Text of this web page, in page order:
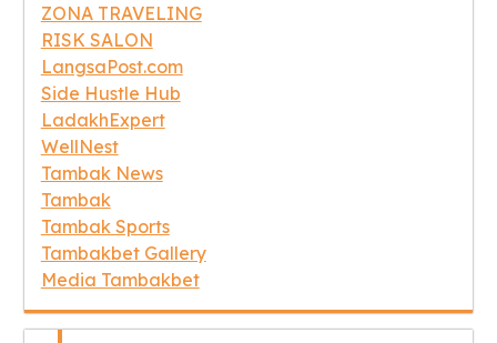
ZONA TRAVELING
RISK SALON
LangsaPost.com
Side Hustle Hub
LadakhExpert
WellNest
Tambak News
Tambak
Tambak Sports
Tambakbet Gallery
Media Tambakbet